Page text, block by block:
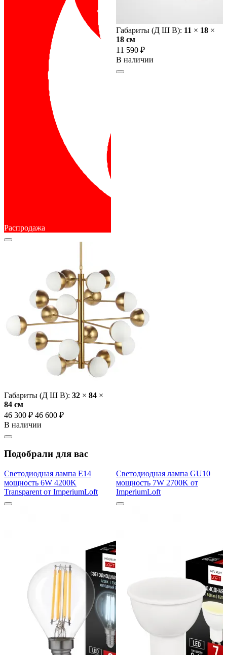
Распродажа
Габариты (Д Ш В): 32 × 84 ×
84 cм
46 300 ₽ 46 600 ₽
В наличии
Габариты (Д Ш В): 11 × 18 ×
18 cм
11 590 ₽
В наличии
Подобрали для вас
Светодиодная лампа E14
мощность 6W 4200K
Transparent от ImperiumLoft
Светодиодная лампа GU10
мощность 7W 2700K от
ImperiumLoft